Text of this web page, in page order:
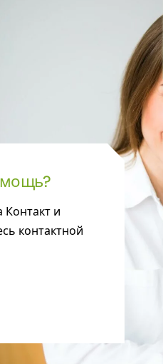
Контакт и
контактной